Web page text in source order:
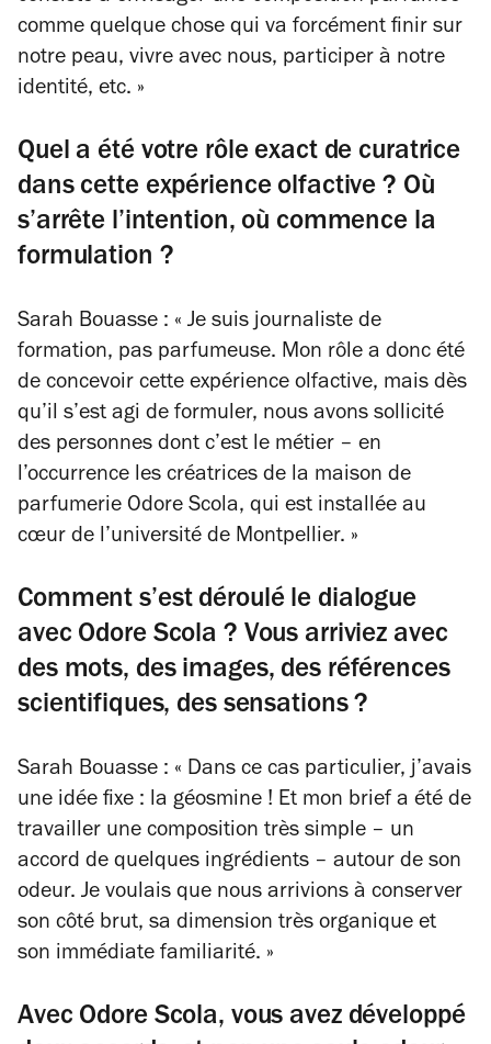
comme quelque chose qui va forcément finir sur
notre peau, vivre avec nous, participer à notre
identité, etc. »
Quel a été votre rôle exact de curatrice
dans cette expérience olfactive ? Où
s’arrête l’intention, où commence la
formulation ?
Sarah Bouasse : « Je suis journaliste de
formation, pas parfumeuse. Mon rôle a donc été
de concevoir cette expérience olfactive, mais dès
qu’il s’est agi de formuler, nous avons sollicité
des personnes dont c’est le métier – en
l’occurrence les créatrices de la maison de
parfumerie Odore Scola, qui est installée au
cœur de l’université de Montpellier. »
Comment s’est déroulé le dialogue
avec Odore Scola ? Vous arriviez avec
des mots, des images, des références
scientifiques, des sensations ?
Sarah Bouasse : « Dans ce cas particulier, j’avais
une idée fixe : la géosmine ! Et mon brief a été de
travailler une composition très simple – un
accord de quelques ingrédients – autour de son
odeur. Je voulais que nous arrivions à conserver
son côté brut, sa dimension très organique et
son immédiate familiarité. »
Avec Odore Scola, vous avez développé